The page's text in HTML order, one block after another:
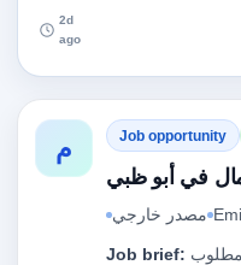
2d
ago
م Job opportunity
في أبو ظبي
مصدر خارجي
Job brief: